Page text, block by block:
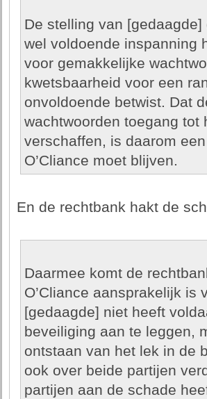
De stelling van
wel voldoende inspanning
voor gemakkelijke
kwetsbaarheid voor een
onvoldoende betwist. Dat
wachtwoorden toegang tot
verschaffen, is daarom
O’Cliance moet blijven.
En de rechtbank hakt de
Daarmee komt de
O’Cliance aansprakelijk is
[gedaagde] niet heeft
beveiliging aan te leggen,
ontstaan van het lek in de
ook over beide partijen
partijen aan de schade